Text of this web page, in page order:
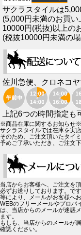
サクラスタイルは
(5,000円未満のお買
10000円(税抜)以上の
(税抜10000円未満の
佐川急便、クロネコ
上記6つの時間指定も
※商品在庫に関するお知らせ※
サクラスタイルでは在庫を実
そのため、ご注文頂いたタイ
予めご了承いただき、ご注文
当店からお客様へ、ご注文を
必ずお送りしております。で
等により、メールがお客様へ
WEBのフリーメールやプロバ
は、当店からのメールが迷惑
ます。
もしも、当店からのメールが
確認ください。